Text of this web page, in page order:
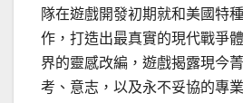
隊在遊戲開發初期就和美國特
作，打造出最真實的現代戰爭
界的靈感改編，遊戲揭露現今
考、意志，以及永不妥協的專